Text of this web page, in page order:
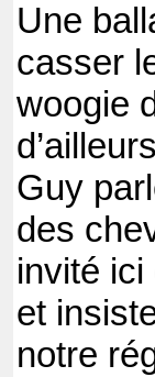
Une
casser
woogie
Guy
des
invité
et
notre